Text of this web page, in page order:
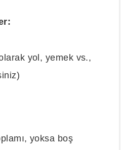
yol, yemek vs.,
yoksa boş